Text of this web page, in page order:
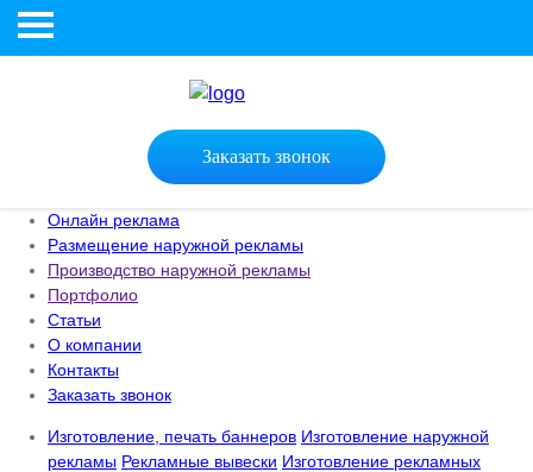
Заказать звонок
Онлайн реклама
Размещение наружной рекламы
Производство наружной рекламы
Портфолио
Статьи
О компании
Контакты
Заказать звонок
Изготовление, печать баннеров Изготовление наружной
рекламы Рекламные вывески Изготовление рекламных